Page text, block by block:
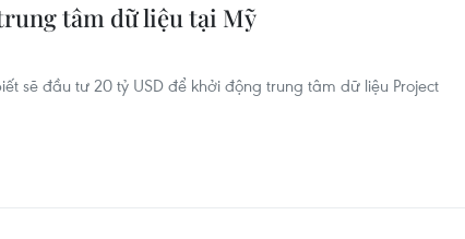
tâm dữ liệu tại Mỹ
sẽ đầu tư 20 tỷ USD để khởi động trung tâm dữ liệu Project